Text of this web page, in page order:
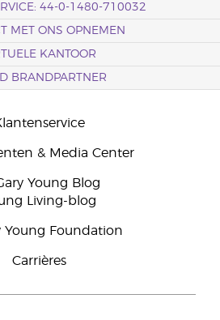
44-0-1480-710032
MET ONS OPNEMEN
KANTOOR
BRANDPARTNER
& Media Center
Young Blog
Living-blog
Young Foundation
Carrières